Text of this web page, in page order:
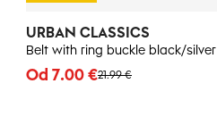
URBAN CLASSICS
Belt with ring buckle black/silver
21.99 €
Od 7.00 €